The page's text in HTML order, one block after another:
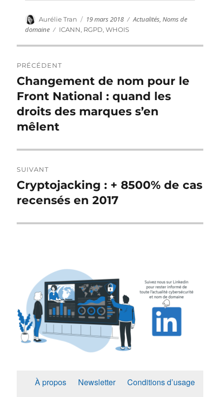
Auteur
Aurélie Tran Publié
le
19 mars 2018 Catégories
Actualités,Noms de
domaine
Étiquettes
ICANN, RGPD,WHOIS
de
l’article
PRÉCÉDENT
Publication
précédente :
Changement de nom pour le
Front National : quand les
droits des marques s’en
mêlent
SUIVANT
Publication
suivante :
Cryptojacking : + 8500% de cas
recensés en 2017
À propos Newsletter Conditions d’usage